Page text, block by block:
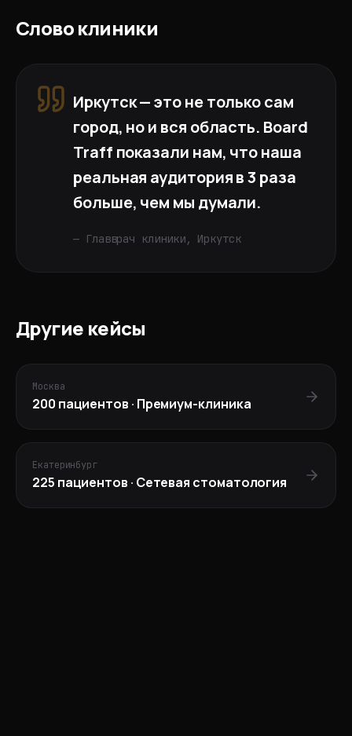
Слово клиники
Иркутск — это не только сам
город, но и вся область. Board
Traff показали нам, что наша
реальная аудитория в 3 раза
больше, чем мы думали.
— Главврач клиники, Иркутск
Другие кейсы
Москва
200 пациентов · Премиум-клиника
Екатеринбург
225 пациентов · Сетевая стоматология